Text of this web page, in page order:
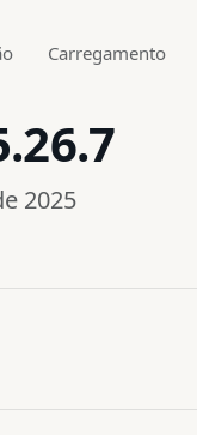
Carregamento
2025